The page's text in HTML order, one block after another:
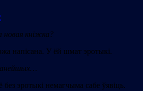
новая кніжка?
напісана. У ёй шмат эротыкі.
эротыкі немагчыма сабе ўявіць.